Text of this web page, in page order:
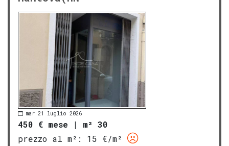
mar 21 luglio 2026
450 € mese | m² 30
prezzo al m²:
15 €/m²